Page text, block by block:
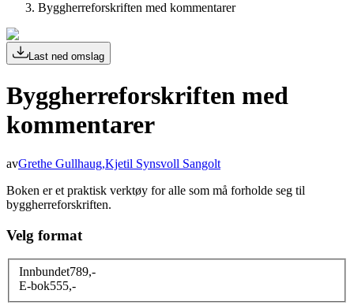
Byggherreforskriften med kommentarer
Last ned omslag
Byggherreforskriften med
kommentarer
avGrethe Gullhaug,Kjetil Synsvoll Sangolt
Boken er et praktisk verktøy for alle som må forholde seg til
byggherreforskriften.
Velg format
Innbundet789,-
E-bok555,-